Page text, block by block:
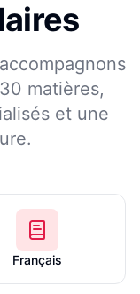
matières,
et une
Français